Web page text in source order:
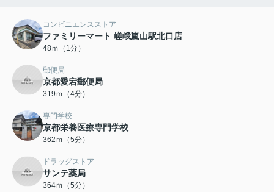
コンビニエンスストア
ファミリーマート 嵯峨嵐山駅北口店
48ｍ（1分）
郵便局
京都愛宕郵便局
319ｍ（4分）
専門学校
京都栄養医療専門学校
362ｍ（5分）
ドラッグストア
サンテ薬局
364ｍ（5分）